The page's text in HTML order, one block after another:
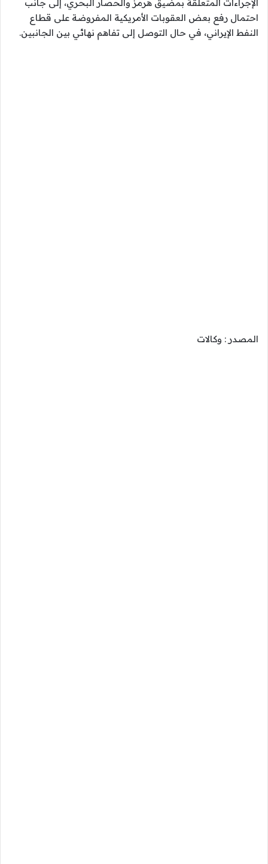
الإجراءات المتعلقة بمضيق هرمز والحصار البحري، إلى جانب
احتمال رفع بعض العقوبات الأمريكية المفروضة على قطاع
النفط الإيراني، في حال التوصل إلى تفاهم نهائي بين الجانبين.
المصدر : وكالات